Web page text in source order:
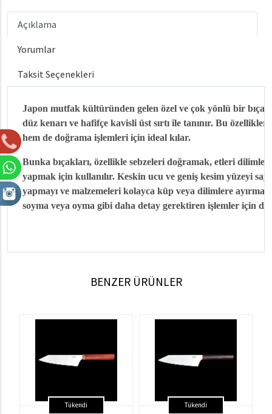
Açıklama
Yorumlar
Taksit Seçenekleri
Japon mutfak kültüründen gelen özel ve çok yönlü bir
düz kenarı ve hafifçe kavisli üst sırtı ile tanınır. Bu özellikler,
hem de doğrama işlemleri için ideal kılar.
Bunka bıçakları, özellikle sebzeleri doğramak, etleri
yapmak için kullanılır. Keskin ucu ve geniş kesim yüzeyi
yapmayı ve malzemeleri kolayca küp veya dilimlere
soyma veya oyma gibi daha detay gerektiren işlemler için
BENZER ÜRÜNLER
Tükendi Tükendi